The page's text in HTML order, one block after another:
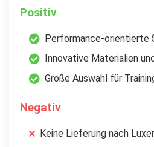
Positiv
Performance-orientierte
Innovative Materialien
Große Auswahl für
Negativ
Keine Lieferung nach